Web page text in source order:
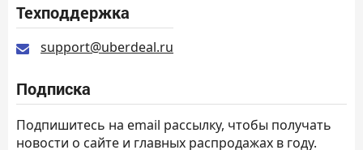
Техподдержка
support@uberdeal.ru
Подписка
Подпишитесь на email рассылку, чтобы получать
новости о сайте и главных распродажах в году.